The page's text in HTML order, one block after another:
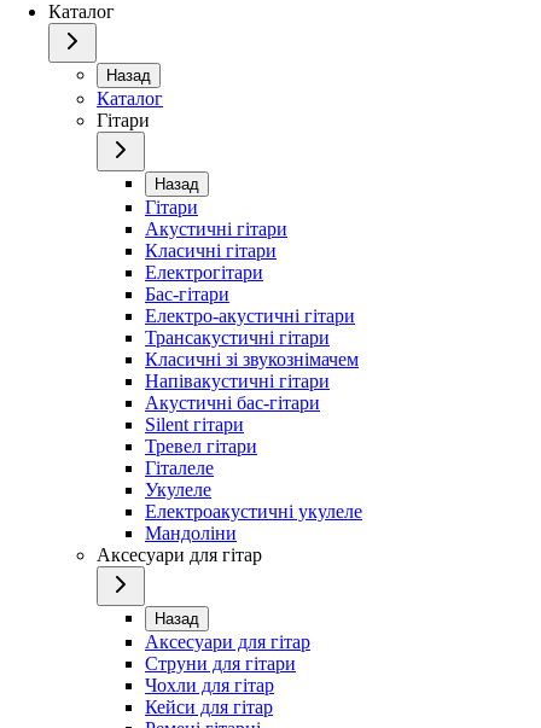
Каталог
Назад
Каталог
Гітари
Назад
Гітари
Акустичні гітари
Класичні гітари
Електрогітари
Бас-гітари
Електро-акустичні гітари
Трансакустичні гітари
Класичні зі звукознімачем
Напівакустичні гітари
Акустичні бас-гітари
Silent гітари
Тревел гітари
Гіталеле
Укулеле
Електроакустичні укулеле
Мандоліни
Аксесуари для гітар
Назад
Аксесуари для гітар
Струни для гітари
Чохли для гітар
Кейси для гітар